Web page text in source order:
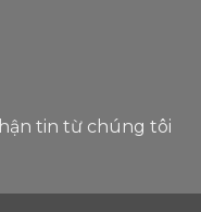
tin từ chúng tôi